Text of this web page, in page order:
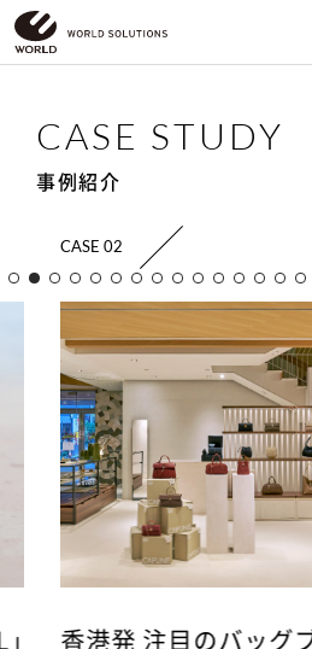
CASE STUDY
事例紹介
CASE 02
香港発 注目のバッグブ